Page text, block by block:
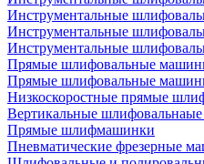
Инструментальные
Инструментальные
Инструментальные
Прямые шлифовальные
Прямые шлифовальные
Низкоскоростные прямые
Вертикальные
Прямые шлифмашинки
Пневматические фрезерные